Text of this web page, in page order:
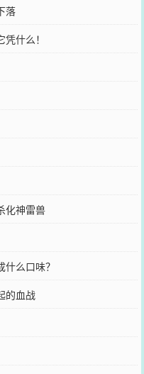
落
什么！
化神雷兽
么口味？
的血战